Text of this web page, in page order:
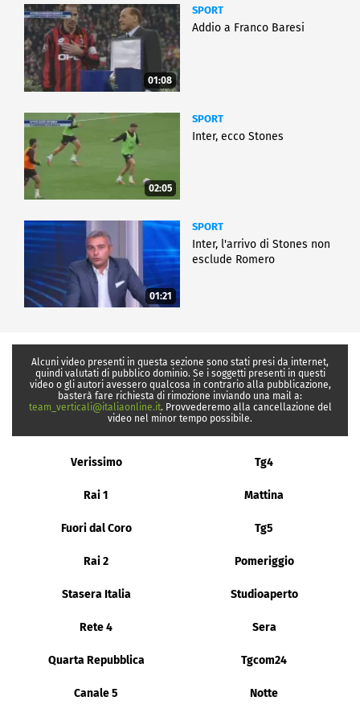
01:08
SPORT
Addio a Franco Baresi
02:05
SPORT
Inter, ecco Stones
01:21
SPORT
Inter, l'arrivo di Stones non
esclude Romero
Alcuni video presenti in questa sezione sono stati presi da internet,
quindi valutati di pubblico dominio. Se i soggetti presenti in questi
video o gli autori avessero qualcosa in contrario alla pubblicazione,
basterà fare richiesta di rimozione inviando una mail a:
team_verticali@italiaonline.it. Provvederemo alla cancellazione del
video nel minor tempo possibile.
Verissimo Tg4
Rai 1 Mattina
Fuori dal Coro Tg5
Rai 2 Pomeriggio
Stasera Italia Studioaperto
Rete 4 Sera
Quarta Repubblica Tgcom24
Canale 5 Notte